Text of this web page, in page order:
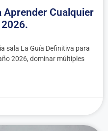
Aprender Cualquier
sala La Guía Definitiva para
2026, dominar múltiples